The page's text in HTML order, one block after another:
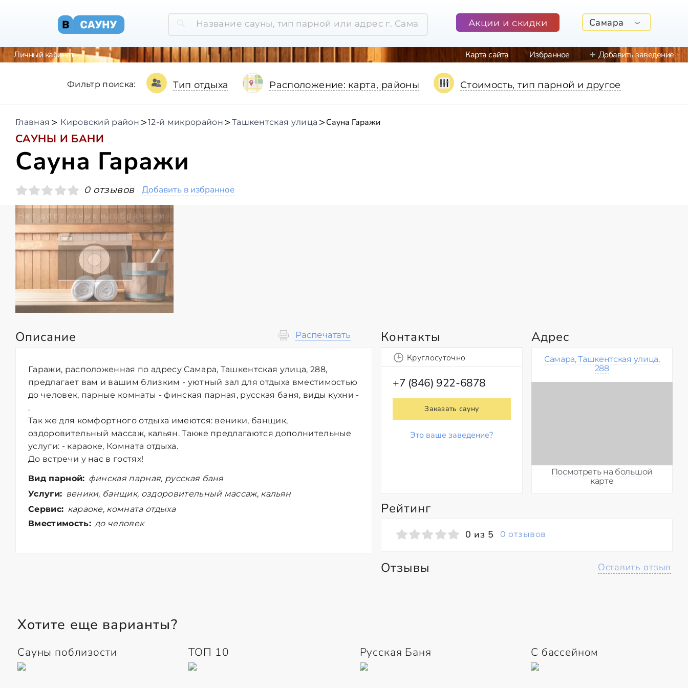
Акции и скидки Самара
Личный кабинет Карта сайта Избранное Добавить заведение
Фильтр поиска: Тип отдыха Расположение: карта, районы Стоимость, тип парной и другое
Главная Кировский район 12-й микрорайон Ташкентская улица Сауна Гаражи
САУНЫ И БАНИ
Сауна Гаражи
0 отзывов Добавить в избранное
Описание Распечатать
Гаражи, расположенная по адресу Самара, Ташкентская улица, 288,
предлагает вам и вашим близким - уютный зал для отдыха вместимостью
до человек, парные комнаты - финская парная, русская баня, виды кухни -
.
Так же для комфортного отдыха имеются: веники, банщик,
оздоровительный массаж, кальян. Также предлагаются дополнительные
услуги: - караоке, Комната отдыха.
До встречи у нас в гостях!
Вид парной: финская парная, русская баня
Услуги: веники, банщик, оздоровительный массаж, кальян
Сервис: караоке, комната отдыха
Вместимость: до человек
Контакты
Круглосуточно
+7 (846) 922-6878
Заказать сауну
Это ваше заведение?
Адрес
Самара, Ташкентская улица,
288
Посмотреть на большой
карте
Рейтинг
0 из 5 0 отзывов
Отзывы Оставить отзыв
Хотите еще варианты?
Сауны поблизости ТОП 10 Русская Баня С бассейном